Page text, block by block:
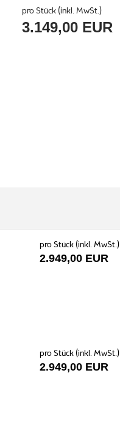
pro Stück (inkl. MwSt.)
3.149,00 EUR
pro Stück (inkl. MwSt.)
2.949,00 EUR
pro Stück (inkl. MwSt.)
2.949,00 EUR